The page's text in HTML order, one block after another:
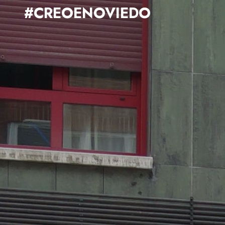
#CREOENOVIEDO